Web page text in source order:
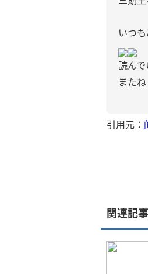
いつ
読ん
またね
引用元：
関連記事